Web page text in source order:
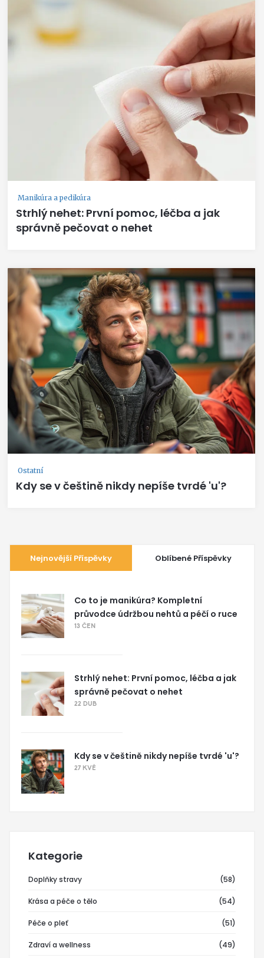
Manikúra a pedikúra
Strhlý nehet: První pomoc, léčba a jak
správně pečovat o nehet
Ostatní
Kdy se v češtině nikdy nepíše tvrdé 'u'?
Nejnovější Příspěvky Oblíbené Příspěvky
Co to je manikúra? Kompletní
průvodce údržbou nehtů a péčí o ruce
13 ČEN
Strhlý nehet: První pomoc, léčba a jak
správně pečovat o nehet
22 DUB
Kdy se v češtině nikdy nepíše tvrdé 'u'?
27 KVĚ
Kategorie
Doplňky stravy (58)
Krása a péče o tělo (54)
Péče o pleť (51)
Zdraví a wellness (49)